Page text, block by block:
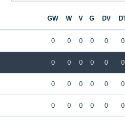
GW W V G DV
0 0 0 0 0 0
0 0 0 0 0 0
0 0 0 0 0 0
0 0 0 0 0 0